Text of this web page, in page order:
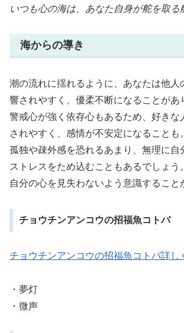
いつも心の海は、あなた自身が舵を取る
海からの導き
潮の流れに揺れるように、あなたは他人
響されやすく、優柔不断になることがあ
警戒心が強く依存心もあるため、好きな
されやすく、感情が不安定になることも。
孤独や疎外感を恐れるあまり、無理に自
ストレスをため込むこともあるでしょう。
自分の心を見失わないよう意識すること
チョウチンアンコウの招福魚コトバ
チョウチンアンコウの招福魚コトバ詳し
・夢灯
・微声